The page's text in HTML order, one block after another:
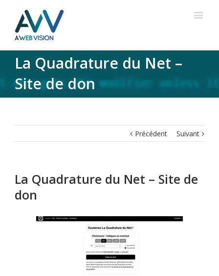
La Quadrature du Net –
Site de don
Précédent Suivant
La Quadrature du Net – Site de
don